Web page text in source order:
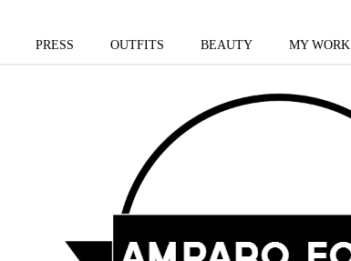
PRESS OUTFITS BEAUTY MY WORK